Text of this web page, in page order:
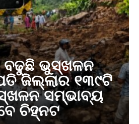
ବଢୁଛି ଭୁସ୍ଖଳନ
ଜିଲ୍ଲାର ୧୩୯ଟି
ସମ୍ଭାବ୍ୟ
ଚିହ୍ନଟ